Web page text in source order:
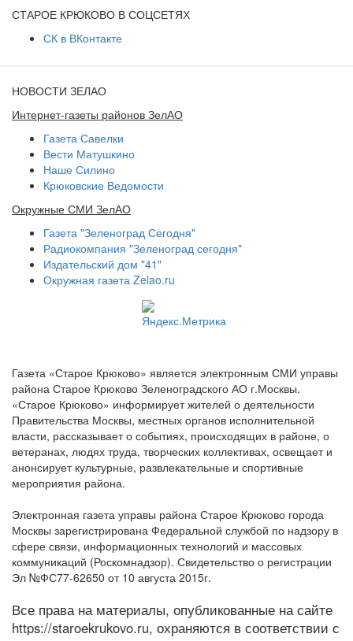
СТАРОЕ КРЮКОВО В СОЦСЕТЯХ
СК в ВКонтакте
НОВОСТИ ЗЕЛАО
Интернет-газеты районов ЗелАО
Газета Савелки
Вести Матушкино
Наше Силино
Крюковские Ведомости
Окружные СМИ ЗелАО
Газета "Зеленоград Сегодня"
Радиокомпания "Зеленоград сегодня"
Издательский дом "41"
Окружная газета Zelao.ru
Газета «Старое Крюково» является электронным СМИ управы
района Старое Крюково Зеленоградского АО г.Москвы.
«Старое Крюково» информирует жителей о деятельности
Правительства Москвы, местных органов исполнительной
власти, рассказывает о событиях, происходящих в районе, о
ветеранах, людях труда, творческих коллективах, освещает и
анонсирует культурные, развлекательные и спортивные
мероприятия района.
Электронная газета управы района Старое Крюково города
Москвы зарегистрирована Федеральной службой по надзору в
сфере связи, информационных технологий и массовых
коммуникаций (Роскомнадзор). Свидетельство о регистрации
Эл №ФС77-62650 от 10 августа 2015г.
Все права на материалы, опубликованные на сайте
https://staroekrukovo.ru, охраняются в соответствии с